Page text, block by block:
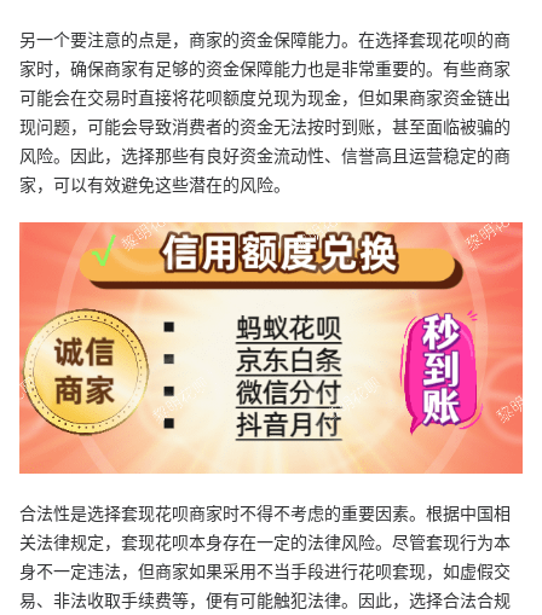
另一个要注意的点是，商家的资金保障能力。在选择套现花呗的商
家时，确保商家有足够的资金保障能力也是非常重要的。有些商家
可能会在交易时直接将花呗额度兑现为现金，但如果商家资金链出
现问题，可能会导致消费者的资金无法按时到账，甚至面临被骗的
风险。因此，选择那些有良好资金流动性、信誉高且运营稳定的商
家，可以有效避免这些潜在的风险。
合法性是选择套现花呗商家时不得不考虑的重要因素。根据中国相
关法律规定，套现花呗本身存在一定的法律风险。尽管套现行为本
身不一定违法，但商家如果采用不当手段进行花呗套现，如虚假交
易、非法收取手续费等，便有可能触犯法律。因此，选择合法合规